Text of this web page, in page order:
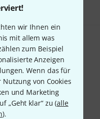
wir Ihnen ein
mit allem was
zum Beispiel
Anzeigen
Wenn das für
von Cookies
und Marketing
„Geht klar“ zu (alle
).
und gewinne mit